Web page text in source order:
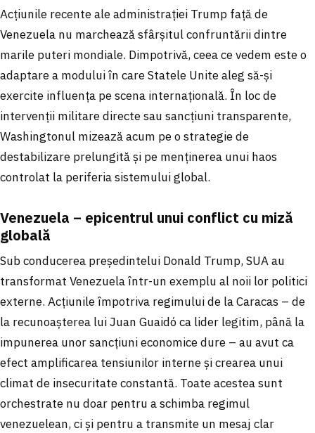
Acțiunile recente ale administrației Trump față de
Venezuela nu marchează sfârșitul confruntării dintre
marile puteri mondiale. Dimpotrivă, ceea ce vedem este o
adaptare a modului în care Statele Unite aleg să-și
exercite influența pe scena internațională. În loc de
intervenții militare directe sau sancțiuni transparente,
Washingtonul mizează acum pe o strategie de
destabilizare prelungită și pe menținerea unui haos
controlat la periferia sistemului global.
Venezuela – epicentrul unui conflict cu miză
globală
Sub conducerea președintelui Donald Trump, SUA au
transformat Venezuela într-un exemplu al noii lor politici
externe. Acțiunile împotriva regimului de la Caracas – de
la recunoașterea lui Juan Guaidó ca lider legitim, până la
impunerea unor sancțiuni economice dure – au avut ca
efect amplificarea tensiunilor interne și crearea unui
climat de insecuritate constantă. Toate acestea sunt
orchestrate nu doar pentru a schimba regimul
venezuelean, ci și pentru a transmite un mesaj clar